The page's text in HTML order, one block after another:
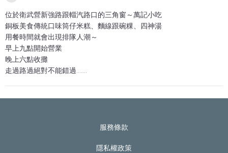
位於衛武營新強路跟輜汽路口的三角窗～萬記小吃
銅板美食傳統口味筒仔米糕、麵線跟碗粿、四神湯
用餐時間就會出現排隊人潮～
早上九點開始營業
晚上六點收攤
走過路過絕對不能錯過.......
服務條款
隱私權政策